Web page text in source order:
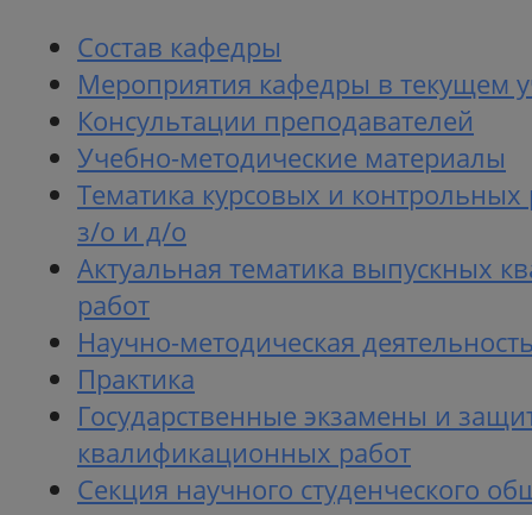
Состав кафедры
Мероприятия кафедры в текущем
Консультации преподавателей
Учебно-методические материалы
Тематика курсовых и контрольных
з/о и д/о
Актуальная тематика выпускных
работ
Научно-методическая
Практика
Государственные экзамены и
квалификационных работ
Секция научного студенческого